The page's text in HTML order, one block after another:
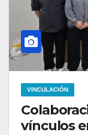
VINCULACIÓN
vínculos